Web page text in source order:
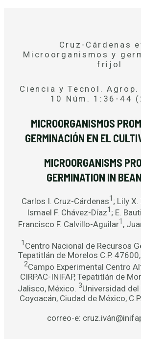
Cruz-Cárdenas
Microorganismos y
frijol
Ciencia y Tecnol.
10 Núm. 1:36-44
MICROORGANISMOS
GERMINACIÓN EN EL
MICROORGANISMS
GERMINATION IN
Carlos I. Cruz-Cárdenas1 ; Lily
Ismael F. Chávez-Díaz1 ; E.
Francisco F. Calvillo-Aguilar1 ,
1 Centro Nacional de Recursos
Tepatitlán de Morelos C.P.
2Campo Experimental Centro
CIRPAC-INIFAP, Tepatitlán de
Jalisco, México. 3Universidad
Coyoacán, Ciudad de México,
correo-e: